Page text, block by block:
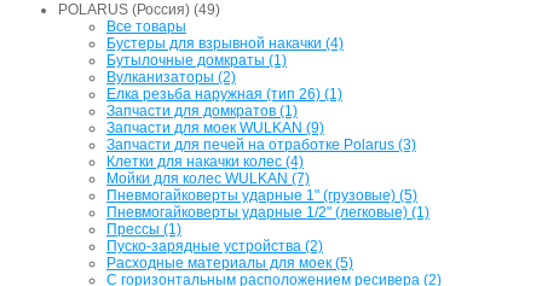
POLARUS (Россия) (49)
Все товары
Бустеры для взрывной накачки (4)
Бутылочные домкраты (1)
Вулканизаторы (2)
Елка резьба наружная (тип 26) (1)
Запчасти для домкратов (1)
Запчасти для моек WULKAN (9)
Запчасти для печей на отработке Polarus (3)
Клетки для накачки колес (4)
Мойки для колес WULKAN (7)
Пневмогайковерты ударные 1" (грузовые) (5)
Пневмогайковерты ударные 1/2" (легковые) (1)
Прессы (1)
Пуско-зарядные устройства (2)
Расходные материалы для моек (5)
С горизонтальным расположением ресивера (2)